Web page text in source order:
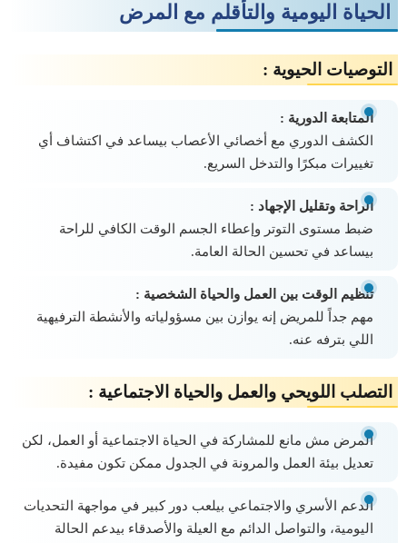
الحياة اليومية والتأقلم مع المرض
التوصيات الحيوية :
المتابعة الدورية :
الكشف الدوري مع أخصائي الأعصاب بيساعد في اكتشاف أي
تغييرات مبكرًا والتدخل السريع.
الراحة وتقليل الإجهاد :
ضبط مستوى التوتر وإعطاء الجسم الوقت الكافي للراحة
بيساعد في تحسين الحالة العامة.
تنظيم الوقت بين العمل والحياة الشخصية :
مهم جداً للمريض إنه يوازن بين مسؤولياته والأنشطة الترفيهية
اللي بترفه عنه.
التصلب اللويحي والعمل والحياة الاجتماعية :
المرض مش مانع للمشاركة في الحياة الاجتماعية أو العمل، لكن
تعديل بيئة العمل والمرونة في الجدول ممكن تكون مفيدة.
الدعم الأسري والاجتماعي بيلعب دور كبير في مواجهة التحديات
اليومية، والتواصل الدائم مع العيلة والأصدقاء بيدعم الحالة